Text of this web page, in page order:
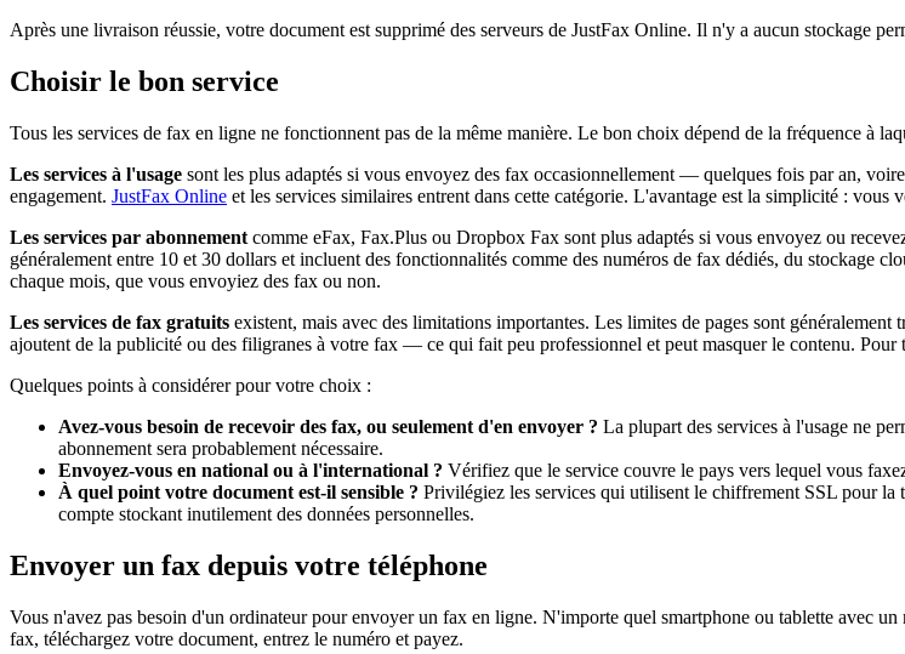
Après une livraison réussie, votre document est supprimé des serveurs de JustFax Online. Il n'y a aucun stockage
Choisir le bon service
Tous les services de fax en ligne ne fonctionnent pas de la même manière. Le bon choix dépend de la fréquence à
Les services à l'usage sont les plus adaptés si vous envoyez des fax occasionnellement — quelques fois par an,
engagement. JustFax Online et les services similaires entrent dans cette catégorie. L'avantage est la simplicité :
Les services par abonnement comme eFax, Fax.Plus ou Dropbox Fax sont plus adaptés si vous envoyez ou
généralement entre 10 et 30 dollars et incluent des fonctionnalités comme des numéros de fax dédiés, du stockage
chaque mois, que vous envoyiez des fax ou non.
Les services de fax gratuits existent, mais avec des limitations importantes. Les limites de pages sont
ajoutent de la publicité ou des filigranes à votre fax — ce qui fait peu professionnel et peut masquer le contenu.
Quelques points à considérer pour votre choix :
Avez-vous besoin de recevoir des fax, ou seulement d'en envoyer ? La plupart des services à l'usage ne
abonnement sera probablement nécessaire.
Envoyez-vous en national ou à l'international ? Vérifiez que le service couvre le pays vers lequel vous
À quel point votre document est-il sensible ? Privilégiez les services qui utilisent le chiffrement SSL pour la
compte stockant inutilement des données personnelles.
Envoyer un fax depuis votre téléphone
Vous n'avez pas besoin d'un ordinateur pour envoyer un fax en ligne. N'importe quel smartphone ou tablette avec
fax, téléchargez votre document, entrez le numéro et payez.